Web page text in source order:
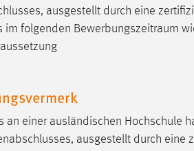
ausgestellt durch eine
im folgenden Bewerbungszeitraum
einer ausländischen Hochschule
ausgestellt durch eine
Media